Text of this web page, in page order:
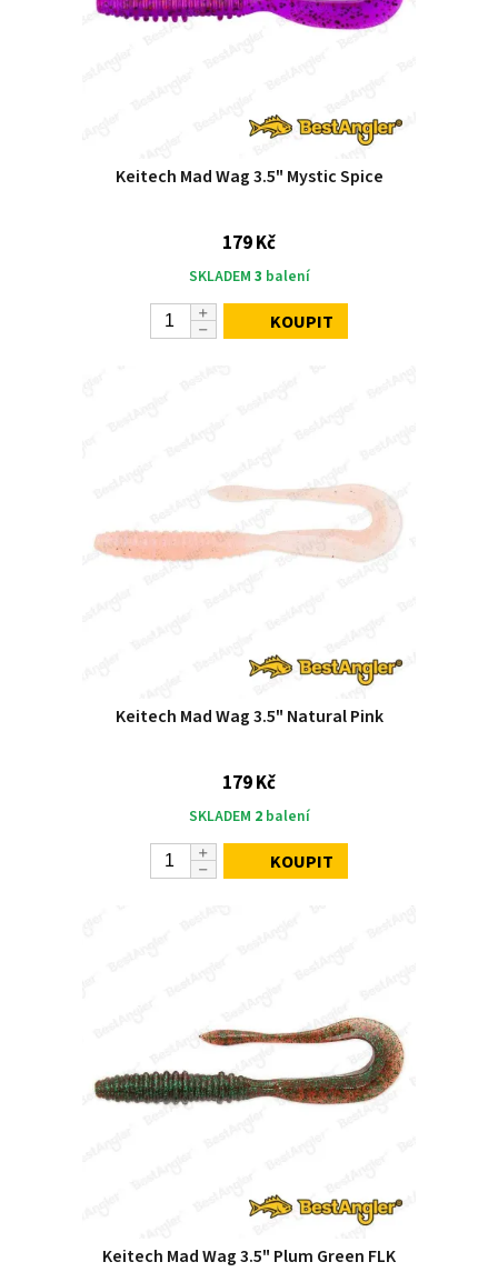
Keitech Mad Wag 3.5" Mystic Spice
179 Kč
SKLADEM 3 balení
KOUPIT
Keitech Mad Wag 3.5" Natural Pink
179 Kč
SKLADEM 2balení
KOUPIT
Keitech Mad Wag 3.5" Plum Green FLK